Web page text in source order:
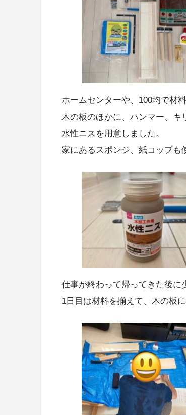
ホームセンターや、100均で材
木の板のほかに、ハンマー、キ
水性ニスを用意しました。
家にあるスポンジ、紙コップも
仕事が終わって帰ってきた後に
1日目は材料を揃えて、木の板